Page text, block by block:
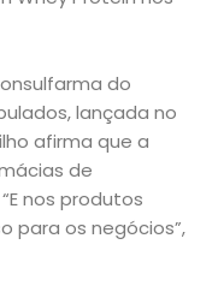
do
lançada no
afirma que a
de
nos produtos
para os negócios”,